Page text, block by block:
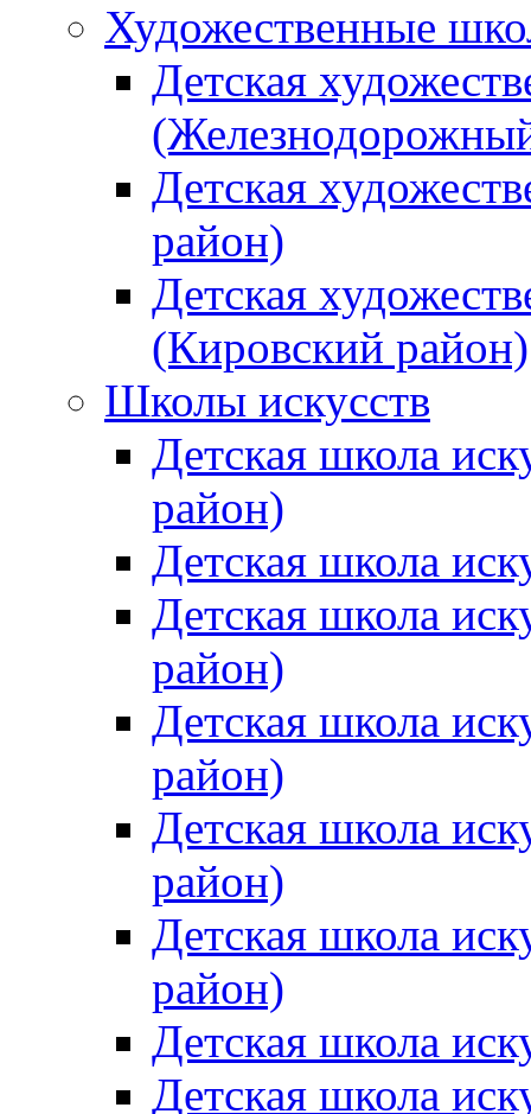
Художественные
Детская
Детская
район)
Детская
(Кировский район)
Школы искусств
Детская школа
район)
Детская школа
Детская школа
район)
Детская школа
район)
Детская школа
район)
Детская школа
район)
Детская школа
Детская школа